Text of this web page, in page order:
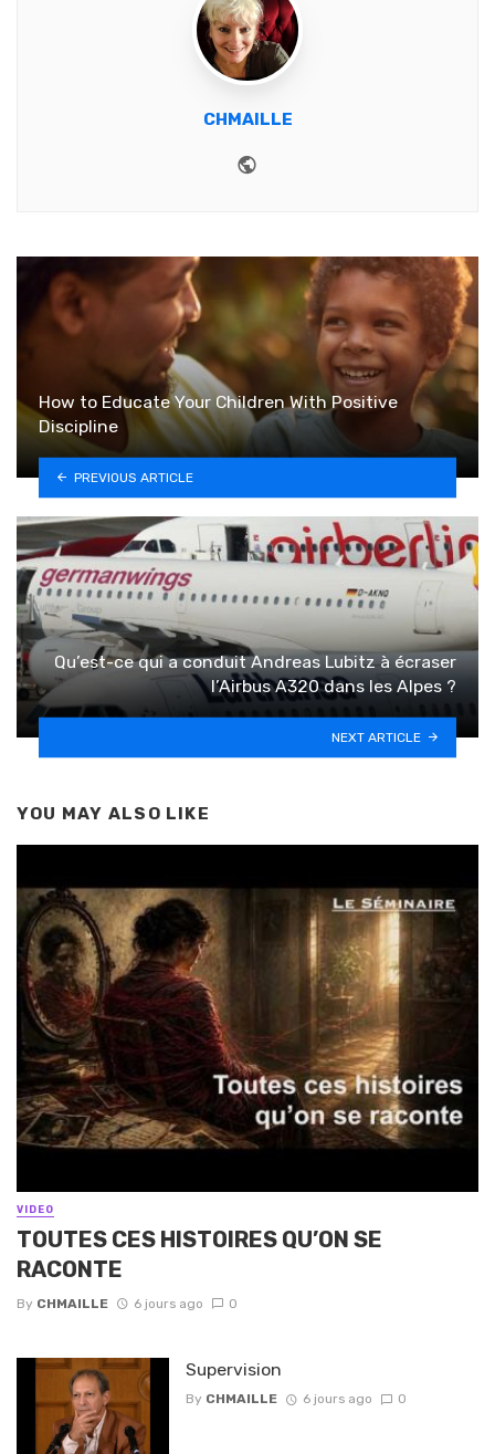
CHMAILLE
How to Educate Your Children With Positive
Discipline
PREVIOUS ARTICLE
Qu’est-ce qui a conduit Andreas Lubitz à écraser
l’Airbus A320 dans les Alpes ?
NEXT ARTICLE
YOU MAY ALSO LIKE
VIDEO
TOUTES CES HISTOIRES QU’ON SE
RACONTE
By CHMAILLE 6 jours ago 0
Supervision
By CHMAILLE 6 jours ago 0